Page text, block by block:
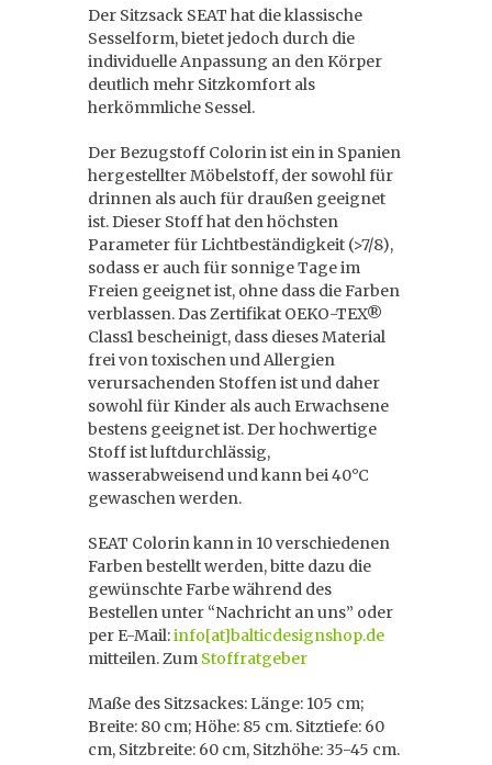
Der Sitzsack SEAT hat die klassische
Sesselform, bietet jedoch durch die
individuelle Anpassung an den Körper
deutlich mehr Sitzkomfort als
herkömmliche Sessel.
Der Bezugstoff Colorin ist ein in Spanien
hergestellter Möbelstoff, der sowohl für
drinnen als auch für draußen geeignet
ist. Dieser Stoff hat den höchsten
Parameter für Lichtbeständigkeit (>7/8),
sodass er auch für sonnige Tage im
Freien geeignet ist, ohne dass die Farben
verblassen. Das Zertifikat OEKO-TEX®
Class1 bescheinigt, dass dieses Material
frei von toxischen und Allergien
verursachenden Stoffen ist und daher
sowohl für Kinder als auch Erwachsene
bestens geeignet ist. Der hochwertige
Stoff ist luftdurchlässig,
wasserabweisend und kann bei 40°C
gewaschen werden.
SEAT Colorin kann in 10 verschiedenen
Farben bestellt werden, bitte dazu die
gewünschte Farbe während des
Bestellen unter “Nachricht an uns” oder
per E-Mail:info[at]balticdesignshop.de
mitteilen. Zum Stoffratgeber
Maße des Sitzsackes: Länge: 105 cm;
Breite: 80 cm; Höhe: 85 cm. Sitztiefe: 60
cm, Sitzbreite: 60 cm, Sitzhöhe: 35-45 cm.